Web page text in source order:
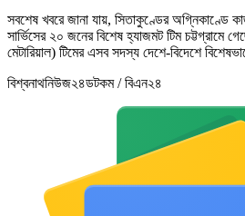
সবশেষ খবরে জানা যায়, সিতাকুণ্ডের অগ্নিকাণ্ডে
সার্ভিসের ২০ জনের বিশেষ হ্যাজমট টিম চট্টগ্রামে
মেটারিয়াল) টিমের এসব সদস্য দেশে-বিদেশে
বিশ্বনাথনিউজ২৪ডটকম / বিএন২৪